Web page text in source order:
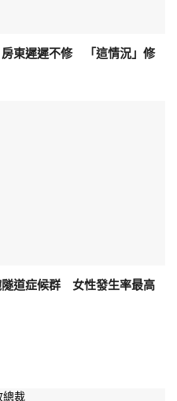
房東遲遲不修 「這情況」修
隧道症候群 女性發生率最高